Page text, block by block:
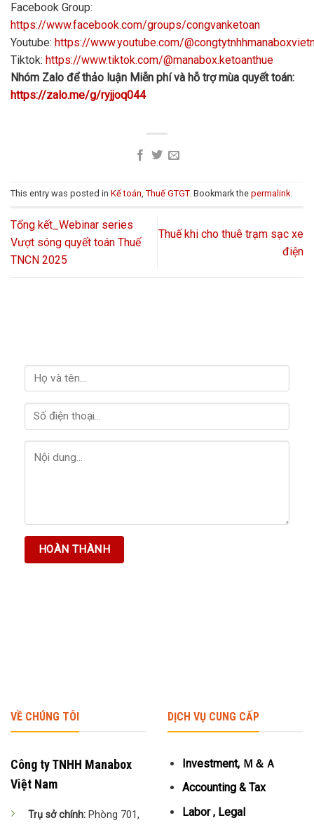
Facebook Group:
https://www.facebook.com/groups/congvanketoan
Youtube: https://www.youtube.com/
Tiktok: https://www.tiktok.com/@manabox.ketoanthue
Nhóm Zalo để thảo luận Miễn phí và hỗ trợ mùa quyết toán:
https://zalo.me/g/ryjjoq044
This entry was posted in Kế toán, Thuế GTGT. Bookmark the permalink.
Tổng kết_Webinar series
Vượt sóng quyết toán Thuế
TNCN 2025
Thuế khi cho thuê trạm sạc xe
điện
VỀ CHÚNG TÔI
Công ty TNHH Manabox
Việt Nam
Trụ sở chính: Phòng 701,
DỊCH VỤ CUNG CẤP
Investment, Ｍ＆Ａ
Accounting & Tax
Labor , Legal